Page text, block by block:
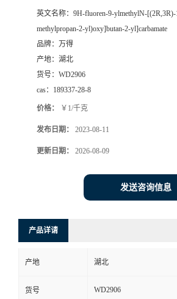
英文名称： 9H-fluoren-9-ylmethylN-
methylpropan-2-yl)oxy]butan-2-yl]carbamate
品牌： 万得
产地： 湖北
货号： WD2906
cas： 189337-28-8
价格： ￥1/千克
发布日期： 2023-08-11
更新日期： 2026-08-09
发送咨询信息
产品详请
产地 湖北
货号 WD2906